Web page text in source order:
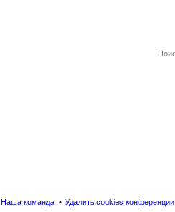
Удалить cookies конференции
Наша команда